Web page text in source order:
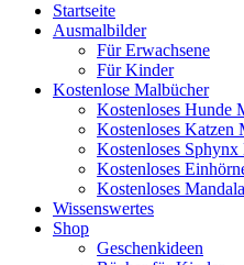
Startseite
Ausmalbilder
Für Erwachsene
Für Kinder
Kostenlose Malbücher
Kostenloses Hunde
Kostenloses Katzen
Kostenloses
Kostenloses
Kostenloses
Wissenswertes
Shop
Geschenkideen